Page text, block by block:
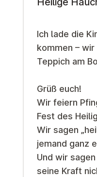
Ich lade die
kommen –
Teppich am
Grüß euch!
Wir feiern
Fest des
Wir sagen
jemand ganz
Und wir
seine Kraft